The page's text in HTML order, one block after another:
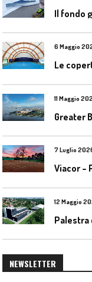
6 Maggio
Le
11 Maggio
Greater
7 Luglio
Viacor –
12 Maggio
Palestra
NEWSLETTER